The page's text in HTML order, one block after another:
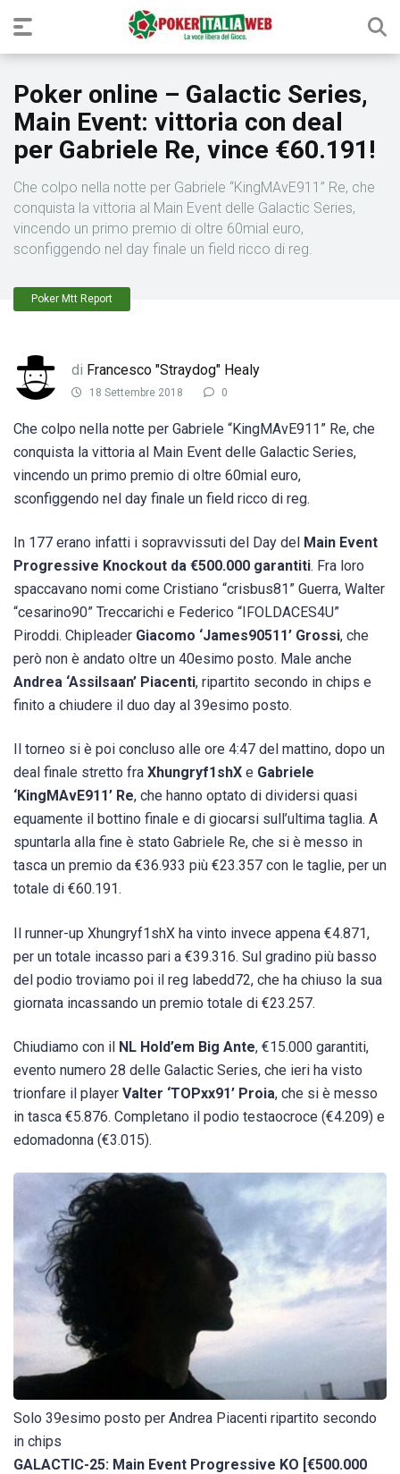
Poker online – Galactic Series,
Main Event: vittoria con deal
per Gabriele Re, vince €60.191!
Che colpo nella notte per Gabriele “KingMAvE911” Re, che
conquista la vittoria al Main Event delle Galactic Series,
vincendo un primo premio di oltre 60mial euro,
sconfiggendo nel day finale un field ricco di reg.
Poker Mtt Report
di Francesco "Straydog" Healy
18 Settembre 2018 0
Che colpo nella notte per Gabriele “KingMAvE911” Re, che
conquista la vittoria al Main Event delle Galactic Series,
vincendo un primo premio di oltre 60mial euro,
sconfiggendo nel day finale un field ricco di reg.
In 177 erano infatti i sopravvissuti del Day del
Main Event
Progressive Knockout da €500.000 garantiti. Fra loro
spaccavano nomi come Cristiano “crisbus81” Guerra, Walter
“cesarino90” Treccarichi e Federico “IFOLDACES4U”
Piroddi. Chipleader Giacomo ‘James90511’ Grossi, che
però non è andato oltre un 40esimo posto. Male anche
Andrea ‘Assilsaan’ Piacenti, ripartito secondo in chips e
finito a chiudere il duo day al 39esimo posto.
Il torneo si è poi concluso alle ore 4:47 del mattino, dopo un
deal finale stretto fra Xhungryf1shX e Gabriele
‘KingMAvE911’ Re, che hanno optato di dividersi quasi
equamente il bottino finale e di giocarsi sull’ultima taglia. A
spuntarla alla fine è stato Gabriele Re, che si è messo in
tasca un premio da €36.933 più €23.357 con le taglie, per un
totale di €60.191.
Il runner-up Xhungryf1shX ha vinto invece appena €4.871,
per un totale incasso pari a €39.316. Sul gradino più basso
del podio troviamo poi il reg labedd72, che ha chiuso la sua
giornata incassando un premio totale di €23.257.
Chiudiamo con il NL Hold’em Big Ante, €15.000 garantiti,
evento numero 28 delle Galactic Series, che ieri ha visto
trionfare il player Valter ‘TOPxx91’ Proia, che si è messo
in tasca €5.876. Completano il podio testaocroce (€4.209) e
edomadonna (€3.015).
Solo 39esimo posto per Andrea Piacenti ripartito secondo
in chips
GALACTIC-25: Main Event Progressive KO [€500.000